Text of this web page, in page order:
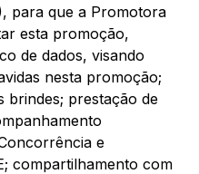
para que a Promotora
esta promoção,
de dados, visando
nesta promoção;
brindes; prestação de
e
compartilhamento com